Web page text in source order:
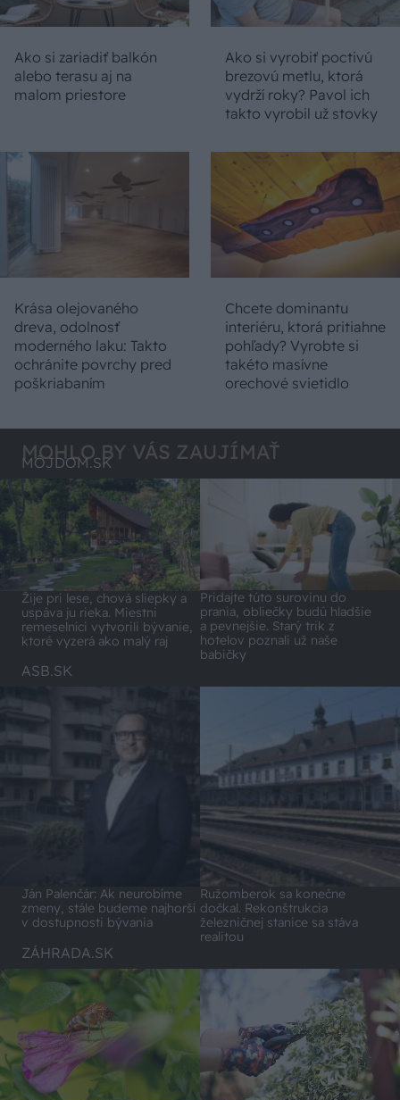
Ako si zariadiť balkón
alebo terasu aj na
malom priestore
Ako si vyrobiť poctivú
brezovú metlu, ktorá
vydrží roky? Pavol ich
takto vyrobil už stovky
Krása olejovaného
dreva, odolnosť
moderného laku: Takto
ochránite povrchy pred
poškriabaním
Chcete dominantu
interiéru, ktorá pritiahne
pohľady? Vyrobte si
takéto masívne
orechové svietidlo
MOHLO BY VÁS ZAUJÍMAŤ
MÔJDOM.SK
Žije pri lese, chová sliepky a
uspáva ju rieka. Miestni
remeselníci vytvorili bývanie,
ktoré vyzerá ako malý raj
Pridajte túto surovinu do
prania, obliečky budú hladšie
a pevnejšie. Starý trik z
hotelov poznali už naše
babičky
ASB.SK
Ján Palenčár: Ak neurobíme
zmeny, stále budeme najhorší
v dostupnosti bývania
Ružomberok sa konečne
dočkal. Rekonštrukcia
železničnej stanice sa stáva
realitou
ZÁHRADA.SK